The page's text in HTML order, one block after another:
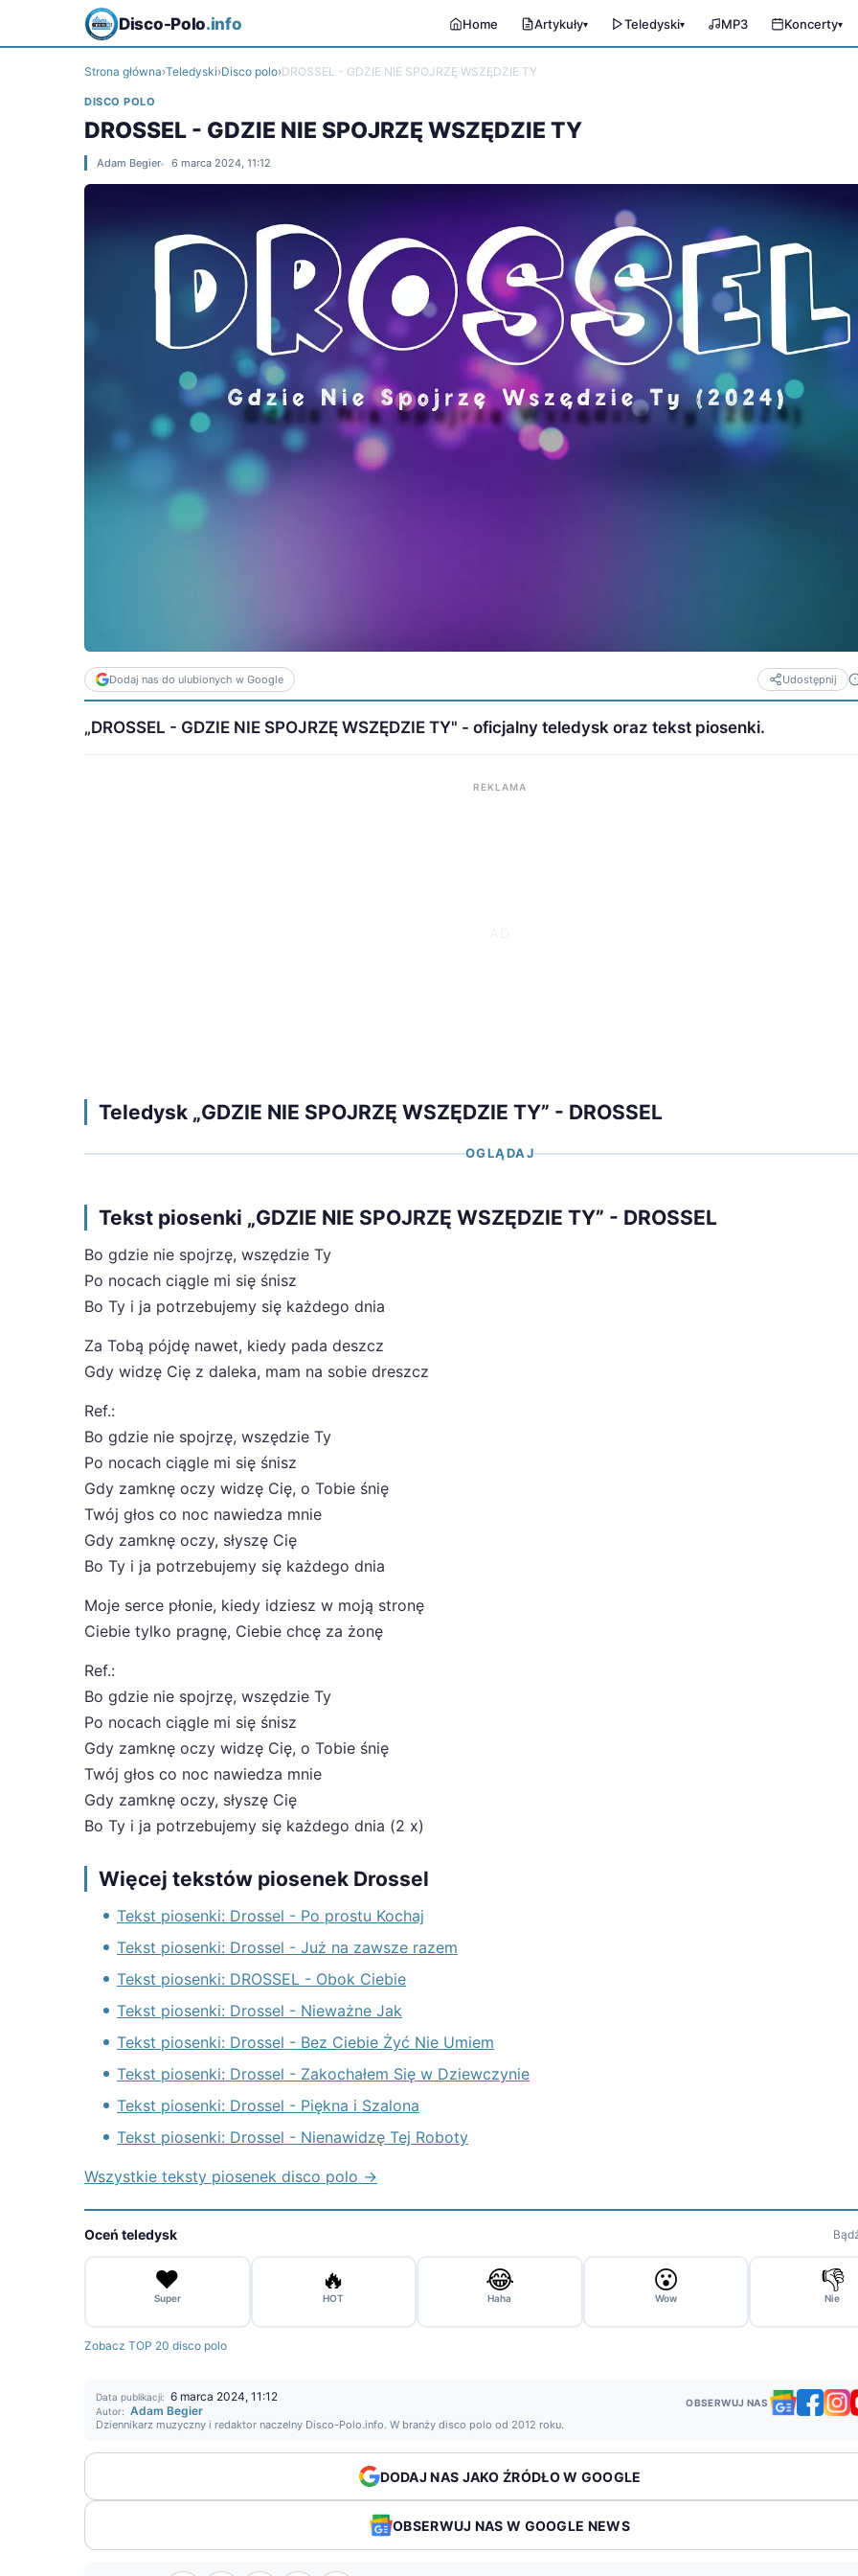
Disco-Polo.info Home Artykuły▾ Teledyski▾ MP3 Koncerty▾
Strona główna›Teledyski›Disco polo›DROSSEL - GDZIE NIE SPOJRZĘ WSZĘDZIE TY
DISCO POLO
DROSSEL - GDZIE NIE SPOJRZĘ WSZĘDZIE TY
Adam Begier 6 marca 2024, 11:12
Dodaj nas do ulubionych w Google Udostępnij
„DROSSEL - GDZIE NIE SPOJRZĘ WSZĘDZIE TY" - oficjalny teledysk oraz tekst piosenki.
REKLAMA
Teledysk „GDZIE NIE SPOJRZĘ WSZĘDZIE TY” - DROSSEL
OGLĄDAJ
Tekst piosenki „GDZIE NIE SPOJRZĘ WSZĘDZIE TY” - DROSSEL
Bo gdzie nie spojrzę, wszędzie Ty
Po nocach ciągle mi się śnisz
Bo Ty i ja potrzebujemy się każdego dnia
Za Tobą pójdę nawet, kiedy pada deszcz
Gdy widzę Cię z daleka, mam na sobie dreszcz
Ref.:
Bo gdzie nie spojrzę, wszędzie Ty
Po nocach ciągle mi się śnisz
Gdy zamknę oczy widzę Cię, o Tobie śnię
Twój głos co noc nawiedza mnie
Gdy zamknę oczy, słyszę Cię
Bo Ty i ja potrzebujemy się każdego dnia
Moje serce płonie, kiedy idziesz w moją stronę
Ciebie tylko pragnę, Ciebie chcę za żonę
Ref.:
Bo gdzie nie spojrzę, wszędzie Ty
Po nocach ciągle mi się śnisz
Gdy zamknę oczy widzę Cię, o Tobie śnię
Twój głos co noc nawiedza mnie
Gdy zamknę oczy, słyszę Cię
Bo Ty i ja potrzebujemy się każdego dnia (2 x)
Więcej tekstów piosenek Drossel
Tekst piosenki: Drossel - Po prostu Kochaj
Tekst piosenki: Drossel - Już na zawsze razem
Tekst piosenki: DROSSEL - Obok Ciebie
Tekst piosenki: Drossel - Nieważne Jak
Tekst piosenki: Drossel - Bez Ciebie Żyć Nie Umiem
Tekst piosenki: Drossel - Zakochałem Się w Dziewczynie
Tekst piosenki: Drossel - Piękna i Szalona
Tekst piosenki: Drossel - Nienawidzę Tej Roboty
Wszystkie teksty piosenek disco polo →
Oceń teledysk
❤️
Super
🔥
HOT
😂
Haha
😮
Wow
👎
Nie
Zobacz TOP 20 disco polo
Data publikacji: 6 marca 2024, 11:12
Autor: Adam Begier
Dziennikarz muzyczny i redaktor naczelny Disco-Polo.info. W branży disco polo od 2012 roku.
OBSERWUJ NAS
DODAJ NAS JAKO ŹRÓDŁO W GOOGLE
OBSERWUJ NAS W GOOGLE NEWS